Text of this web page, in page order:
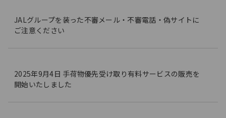
JALグループを装った不審メール・不審電話・偽サイトに
ご注意ください
2025年9月4日 手荷物優先受け取り有料サービスの販売を
開始いたしました